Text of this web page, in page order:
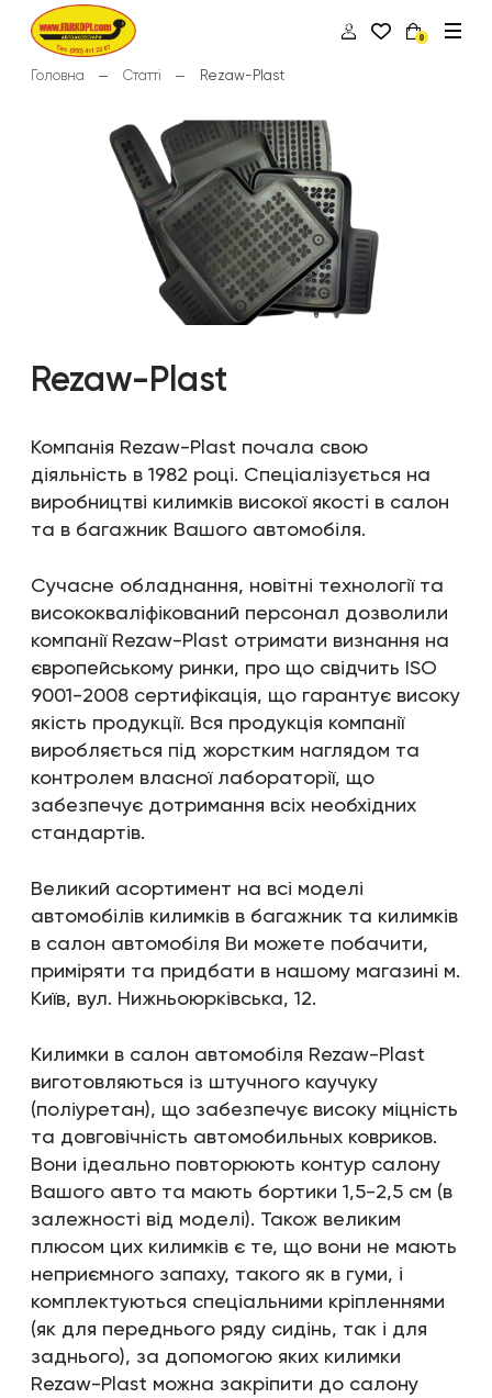
0
Головна Статті Rezaw-Plast
Rezaw-Plast
Компанія Rezaw-Plast почала свою
діяльність в 1982 році. Спеціалізується на
виробництві килимків високої якості в салон
та в багажник Вашого автомобіля.
Сучасне обладнання, новітні технології та
висококваліфікований персонал дозволили
компанії Rezaw-Plast отримати визнання на
європейському ринки, про що свідчить ISO
9001-2008 сертифікація, що гарантує високу
якість продукції. Вся продукція компанії
виробляється під жорстким наглядом та
контролем власної лабораторії, що
забезпечує дотримання всіх необхідних
стандартів.
Великий асортимент на всі моделі
автомобілів килимків в багажник та килимків
в салон автомобіля Ви можете побачити,
приміряти та придбати в нашому магазині м.
Київ, вул. Нижньоюрківська, 12.
Килимки в салон автомобіля Rezaw-Plast
виготовляються із штучного каучуку
(поліуретан), що забезпечує високу міцність
та довговічність автомобильных ковриков.
Вони ідеально повторюють контур салону
Вашого авто та мають бортики 1,5-2,5 см (в
залежності від моделі). Також великим
плюсом цих килимків є те, що вони не мають
неприємного запаху, такого як в гуми, і
комплектуються спеціальними кріпленнями
(як для переднього ряду сидінь, так і для
заднього), за допомогою яких килимки
Rezaw-Plast можна закріпити до салону